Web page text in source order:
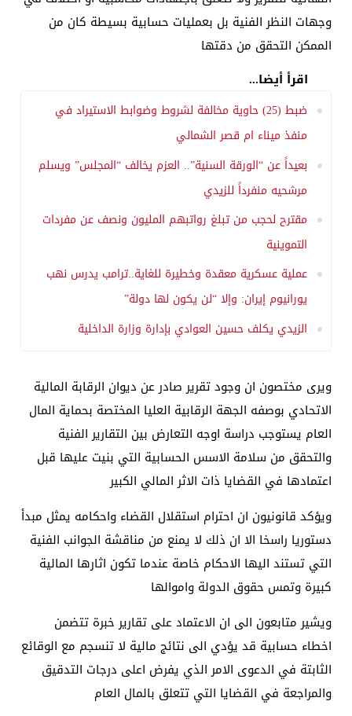
وجهات النظر الفنية بل بعمليات حسابية بسيطة كان من
الممكن التحقق من دقتها
اقرأ أيضا...
ضبط (25) حاوية مخالفة لشروط وضوابط الاستيراد في
منفذ ميناء ام قصر الشمالي
بعيداً عن “الورقة السنية”.. العزم يخالف “المجلس” ويسلم
مرشحيه منفرداً للزيدي
مقترح لحجب من تبلغ رواتبهم المليون ونصف عن مفردات
التموينية
عملية عسكرية معقدة وخطيرة للغاية..ترامب يدرس نهب
يورانيوم إيران: وإلا “لن يكون لها دولة”
الزيدي يكلف حسين العوادي بإدارة وزارة الداخلية
ويرى مختصون ان وجود تقرير صادر عن ديوان الرقابة المالية
الاتحادي بوصفه الجهة الرقابية العليا المختصة بحماية المال
العام يستوجب دراسة اوجه التعارض بين التقارير الفنية
والتحقق من سلامة الاسس الحسابية التي بنيت عليها قبل
اعتمادها في القضايا ذات الاثر المالي الكبير
ويؤكد قانونيون ان احترام استقلال القضاء واحكامه يمثل مبدأ
دستوريا راسخا الا ان ذلك لا يمنع من مناقشة الجوانب الفنية
التي تستند اليها الاحكام خاصة عندما تكون اثارها المالية
كبيرة وتمس حقوق الدولة واموالها
ويشير متابعون الى ان الاعتماد على تقارير خبرة تتضمن
اخطاء حسابية قد يؤدي الى نتائج مالية لا تنسجم مع الوقائع
الثابتة في الدعوى الامر الذي يفرض اعلى درجات التدقيق
والمراجعة في القضايا التي تتعلق بالمال العام